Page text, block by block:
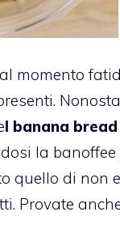
momento
l banana bread
la
quello di non
Provate